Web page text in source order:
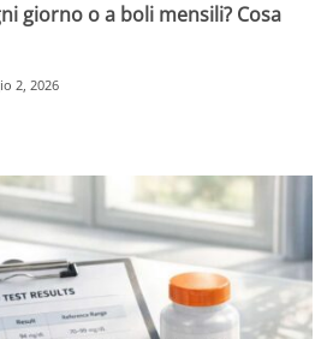
giorno o a boli mensili? Cosa
2, 2026